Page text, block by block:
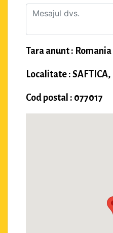
Tara anunt : Romania
Localitate : SAFTICA,
Cod postal : 077017